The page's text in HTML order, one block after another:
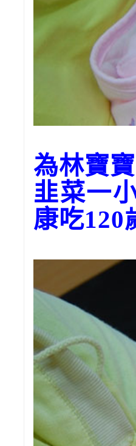
為林寶
韭菜一
康吃120